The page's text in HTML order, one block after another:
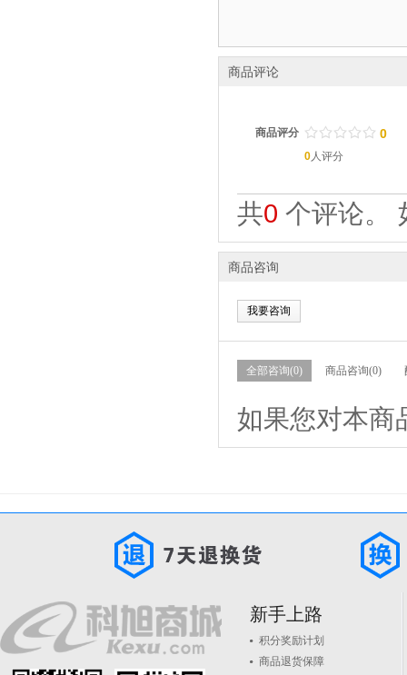
商品评论
商品评分 / / / / /
. . . . . 0
0人评分
共0 个评论。
商品咨询
我要咨询
全部咨询(0) 商品咨询(0)
如果您对本商
新手上路
积分奖励计划
商品退货保障